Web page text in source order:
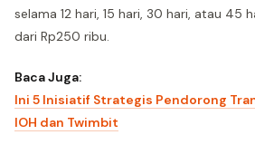
selama 12 hari, 15 hari, 30 hari, atau 45
dari Rp250 ribu.
Baca Juga:
Ini 5 Inisiatif Strategis Pendorong
IOH dan Twimbit